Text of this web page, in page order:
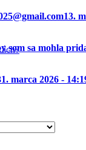
13.
som sa mohla
marca 2026 -